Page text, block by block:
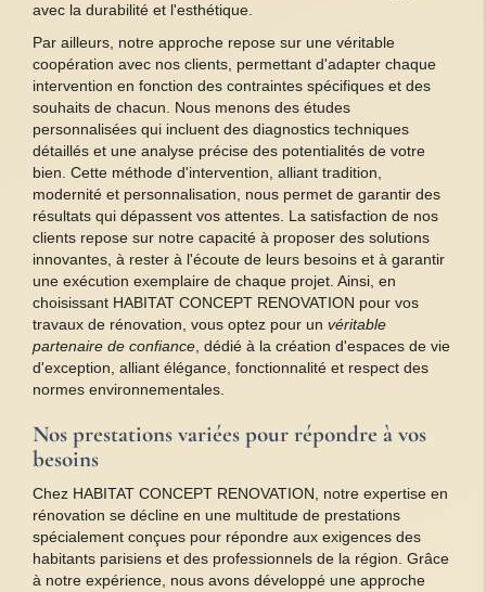
avec la durabilité et l'esthétique.
Par ailleurs, notre approche repose sur une véritable
coopération avec nos clients, permettant d'adapter chaque
intervention en fonction des contraintes spécifiques et des
souhaits de chacun. Nous menons des études
personnalisées qui incluent des diagnostics techniques
détaillés et une analyse précise des potentialités de votre
bien. Cette méthode d'intervention, alliant tradition,
modernité et personnalisation, nous permet de garantir des
résultats qui dépassent vos attentes. La satisfaction de nos
clients repose sur notre capacité à proposer des solutions
innovantes, à rester à l'écoute de leurs besoins et à garantir
une exécution exemplaire de chaque projet. Ainsi, en
choisissant HABITAT CONCEPT RENOVATION pour vos
travaux de rénovation, vous optez pour un véritable
partenaire de confiance, dédié à la création d'espaces de vie
d'exception, alliant élégance, fonctionnalité et respect des
normes environnementales.
Nos prestations variées pour répondre à vos
besoins
Chez HABITAT CONCEPT RENOVATION, notre expertise en
rénovation se décline en une multitude de prestations
spécialement conçues pour répondre aux exigences des
habitants parisiens et des professionnels de la région. Grâce
à notre expérience, nous avons développé une approche